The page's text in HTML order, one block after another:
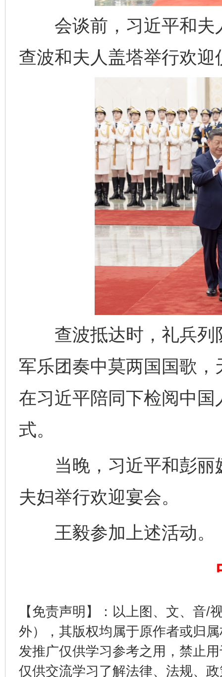
会谈前，习近平和夫
查波和夫人盖塔举行欢迎
查波抵达时，礼兵列
军乐团奏中莫两国国歌
在习近平陪同下检阅中
式。
当晚，习近平和彭丽
夫妇举行欢迎宴会。
王毅参加上述活动。
【免责声明】：以上图、文、音/
外），其版权均属于原作者或归
发推广仅供学习参考之用，禁止
仅供交流学习了解法律、法规、